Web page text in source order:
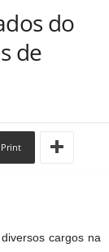
do
de
Print
cargos na